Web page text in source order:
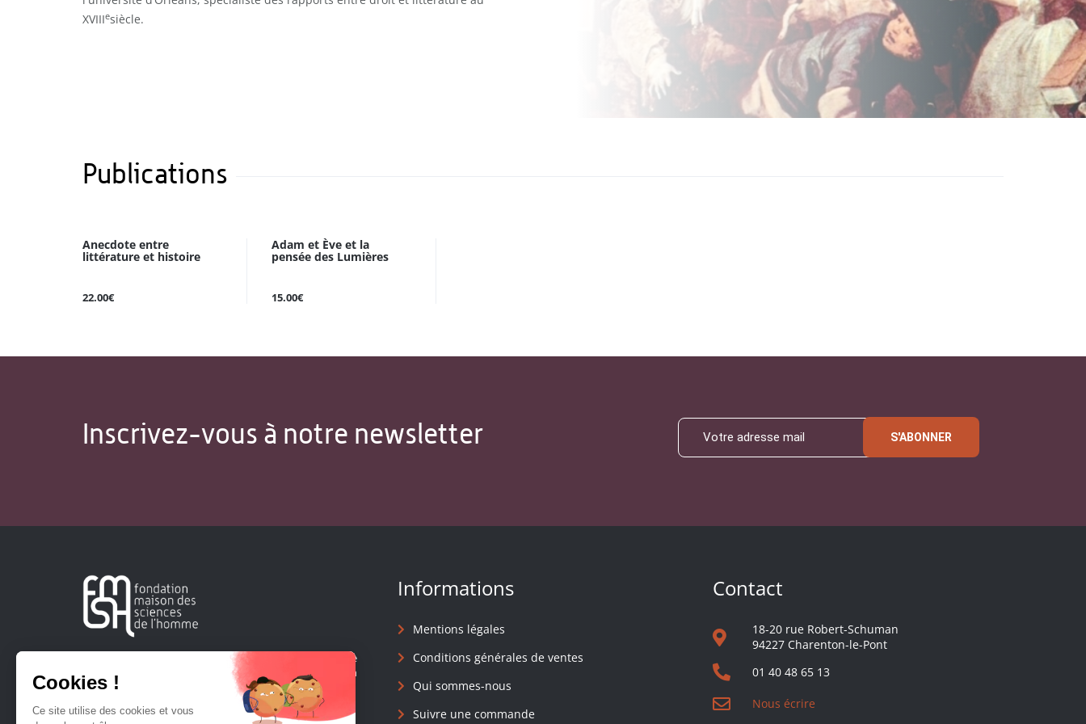
XVIIIesiècle.
Publications
Anecdote entre
littérature et histoire
22.00€
Adam et Ève et la
pensée des Lumières
15.00€
Inscrivez-vous à notre newsletter S'ABONNER
Créée en 1963, la Fondation Maison Sciences de l'Homme
soutient la recherche et la diffusion des connaissances en
sciences humaines et sociales.
Informations
Mentions légales
Conditions générales de ventes
Qui sommes-nous
Suivre une commande
Contact
18-20 rue Robert-Schuman
94227 Charenton-le-Pont
01 40 48 65 13
Nous écrire